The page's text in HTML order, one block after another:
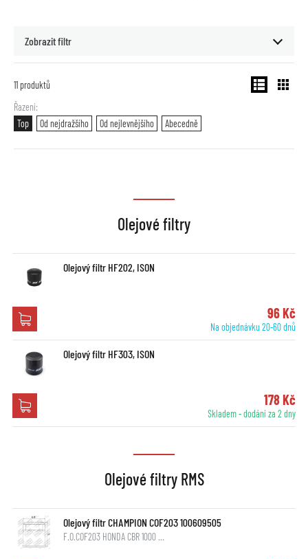
Zobrazit filtr
11 produktů
Řazení
Top
Od nejdražšího Od nejlevnějšího Abecedně
Olejové filtry
Olejový filtr HF202, ISON
96 Kč
Na objednávku 20-60 dnů
Olejový filtr HF303, ISON
178 Kč
Skladem - dodání za 2 dny
Olejové filtry RMS
Olejový filtr CHAMPION COF203 100609505
F.O.COF203 HONDA CBR 1000 …